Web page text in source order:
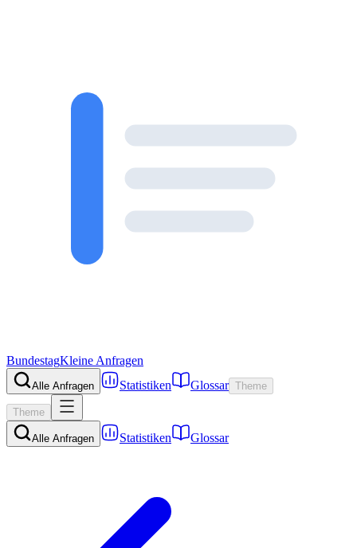
BundestagKleine Anfragen
Alle Anfragen Statistiken Glossar Theme
Theme
Alle Anfragen Statistiken Glossar